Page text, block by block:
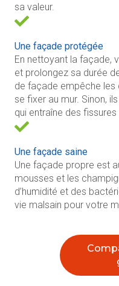
sa valeur.
Une façade protégée
En nettoyant la façade,
et prolongez sa durée
de façade empêche les
se fixer au mur. Sinon,
qui entraîne des
Une façade saine
Une façade propre est
mousses et les
d’humidité et des
vie malsain pour votre